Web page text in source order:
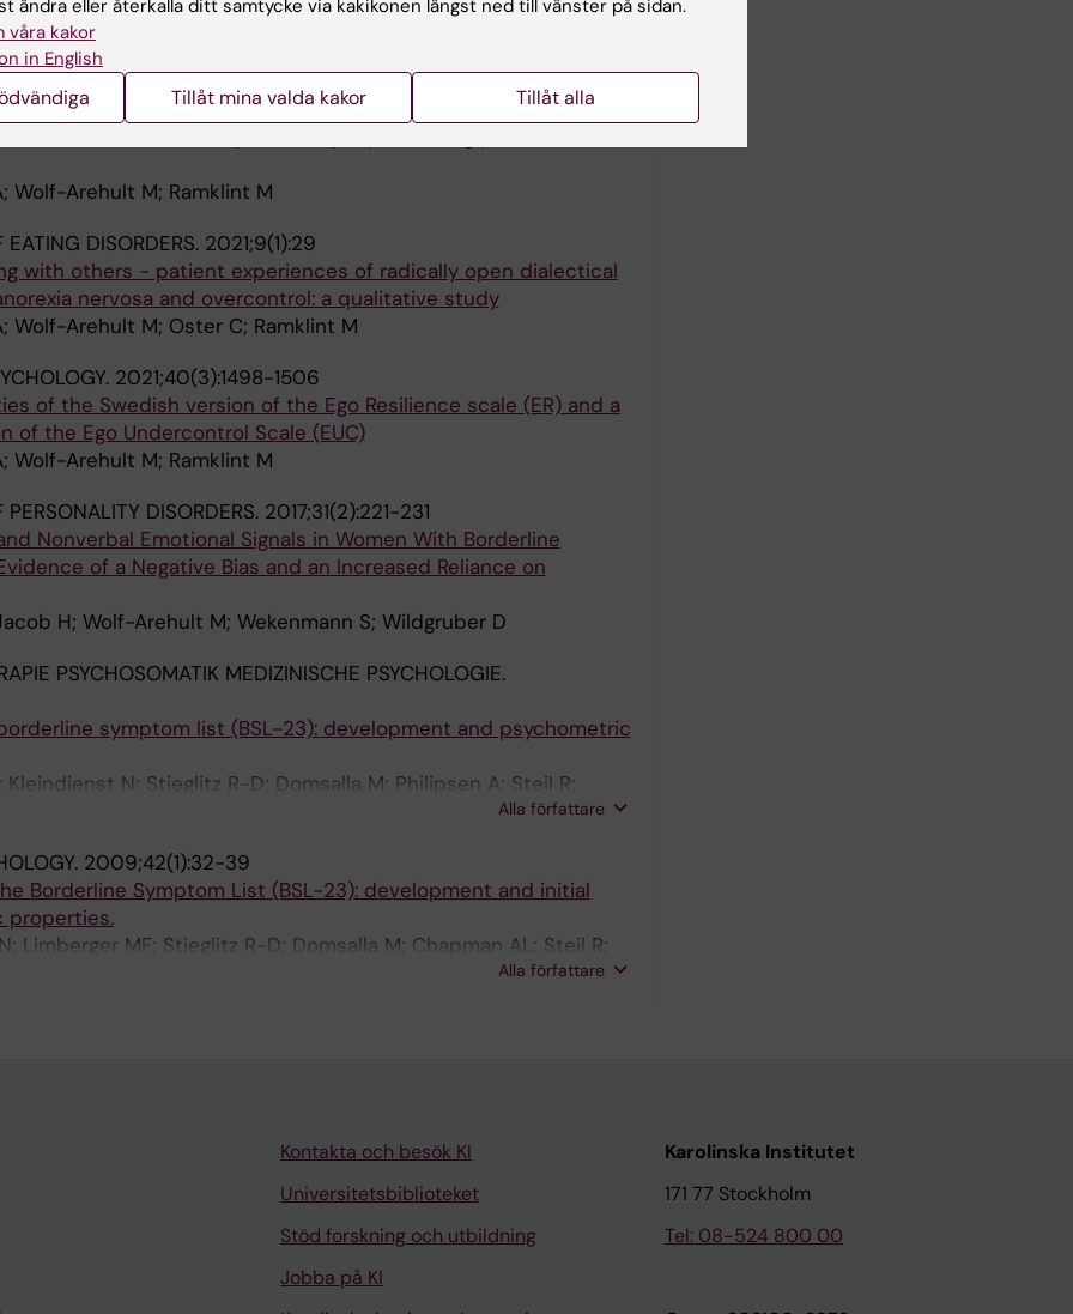
design study across 13 cases
Ramklint M; Wolf-Arehult M
EATING DISORDERS.2021;9(1):47
Wolf-Arehult M; Ramklint M
DISORDERS. 2021;9(1):29
with others - patient experiences of radically open dialectical
nervosa and overcontrol: a qualitative study
Wolf-Arehult M; Oster C; Ramklint M
2021;40(3):1498-1506
of the Swedish version of the Ego Resilience scale (ER) and a
of the Ego Undercontrol Scale (EUC)
Wolf-Arehult M; Ramklint M
DISORDERS. 2017;31(2):221-231
Nonverbal Emotional Signals in Women With Borderline
of a Negative Bias and an Increased Reliance on
H; Wolf-Arehult M; Wekenmann S; Wildgruber D
PSYCHOSOMATIK MEDIZINISCHE PSYCHOLOGIE.
symptom list (BSL-23): development and psychometric
Kleindienst N; Stieglitz R-D; Domsalla M; Philipsen A; Steil R;
Alla författare
2009;42(1):32-39
Borderline Symptom List (BSL-23): development and initial
properties.
Limberger MF; Stieglitz R-D; Domsalla M; Chapman AL; Steil R;
Alla författare
Kontakta och besök KI
Universitetsbiblioteket
Stöd forskning och utbildning
Jobba på KI
Karolinska Institutet
171 77 Stockholm
Tel: 08-524 800 00
ändra eller återkalla ditt samtycke via kakikonen längst ned till vänster på sidan.
våra kakor
in English
Tillåt mina valda kakor Tillåt alla